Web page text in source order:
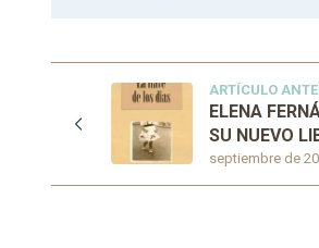
ARTÍCULO
septiembre de
ELENA
SU NUEVO